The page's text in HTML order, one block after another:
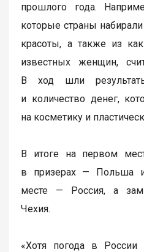
прошлого года.
которые страны
красоты, а также из
известных женщин,
В ход шли
и количество денег,
на косметику и
В итоге на первом
в призерах — Польша
месте — Россия, а
Чехия.
«Хотя погода в России